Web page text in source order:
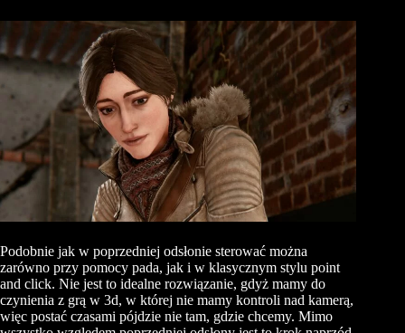
Podobnie jak w poprzedniej odsłonie sterować można
zarówno przy pomocy pada, jak i w klasycznym stylu point
and click. Nie jest to idealne rozwiązanie, gdyż mamy do
czynienia z grą w 3d, w której nie mamy kontroli nad kamerą,
więc postać czasami pójdzie nie tam, gdzie chcemy. Mimo